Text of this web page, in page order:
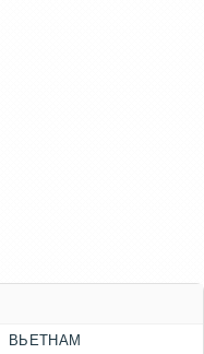
ВЬЕТНАМ